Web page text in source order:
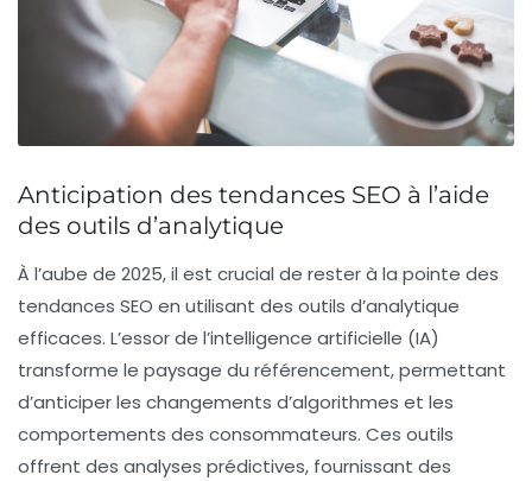
Anticipation des tendances SEO à l’aide
des outils d’analytique
À l’aube de 2025, il est crucial de rester à la pointe des
tendances SEO en utilisant des outils d’analytique
efficaces. L’essor de l’intelligence artificielle (IA)
transforme le paysage du référencement, permettant
d’anticiper les changements d’algorithmes et les
comportements des consommateurs. Ces outils
offrent des analyses prédictives, fournissant des